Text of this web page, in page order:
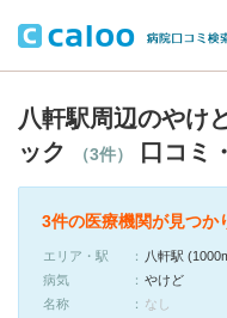
八軒駅周辺のやけ
ック
（3件） 口コミ
3件の医療機関が見つか
エリア・駅
八軒駅
病気
やけど
名称
なし